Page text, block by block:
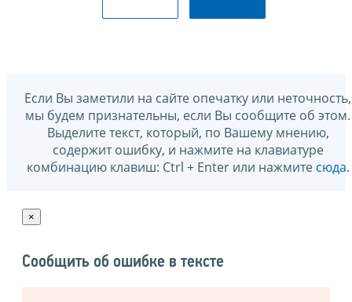
Если Вы заметили на сайте опечатку или неточность,
мы будем признательны, если Вы сообщите об этом.
Выделите текст, который, по Вашему мнению,
содержит ошибку, и нажмите на клавиатуре
комбинацию клавиш: Ctrl + Enter или нажмите сюда.
×
Сообщить об ошибке в тексте